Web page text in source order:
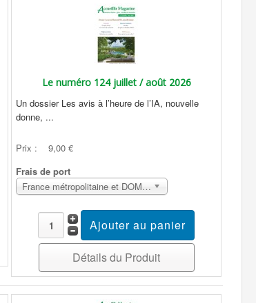
Le numéro 124 juillet / août 2026
Un dossier Les avis à l’heure de l’IA, nouvelle
donne, ...
Prix :
9,00 €
Frais de port
France métropolitaine et DOM Sans surcoût
Détails du Produit